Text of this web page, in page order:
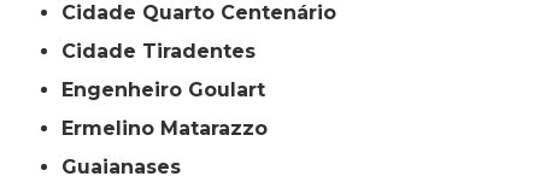
Cidade Quarto Centenário
Cidade Tiradentes
Engenheiro Goulart
Ermelino Matarazzo
Guaianases